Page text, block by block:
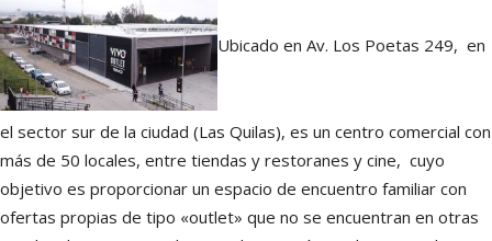
Ubicado en Av. Los Poetas 249, en
el sector sur de la ciudad (Las Quilas), es un centro comercial con
más de 50 locales, entre tiendas y restoranes y cine, cuyo
objetivo es proporcionar un espacio de encuentro familiar con
ofertas propias de tipo «outlet» que no se encuentran en otras